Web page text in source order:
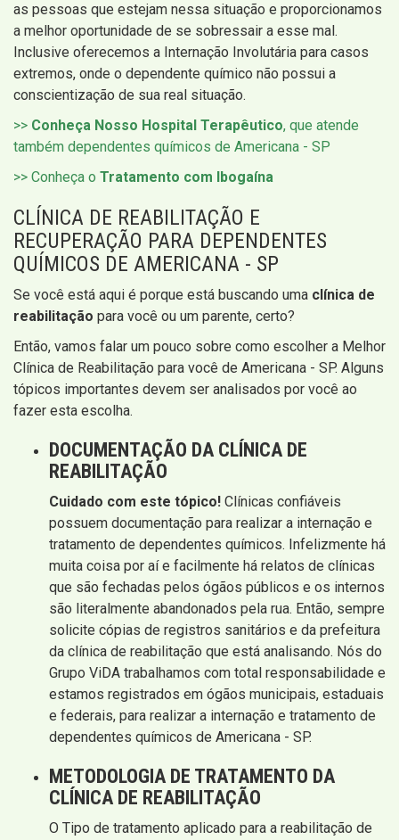
as pessoas que estejam nessa situação e proporcionamos
a melhor oportunidade de se sobressair a esse mal.
Inclusive oferecemos a Internação Involutária para casos
extremos, onde o dependente químico não possui a
conscientização de sua real situação.
>> Conheça Nosso Hospital Terapêutico, que atende
também dependentes químicos de Americana - SP
>> Conheça o Tratamento com Ibogaína
CLÍNICA DE REABILITAÇÃO E
RECUPERAÇÃO PARA DEPENDENTES
QUÍMICOS DE AMERICANA - SP
Se você está aqui é porque está buscando uma clínica de
reabilitação para você ou um parente, certo?
Então, vamos falar um pouco sobre como escolher a Melhor
Clínica de Reabilitação para você de Americana - SP. Alguns
tópicos importantes devem ser analisados por você ao
fazer esta escolha.
DOCUMENTAÇÃO DA CLÍNICA DE
REABILITAÇÃO
Cuidado com este tópico! Clínicas confiáveis
possuem documentação para realizar a internação e
tratamento de dependentes químicos. Infelizmente há
muita coisa por aí e facilmente há relatos de clínicas
que são fechadas pelos ógãos públicos e os internos
são literalmente abandonados pela rua. Então, sempre
solicite cópias de registros sanitários e da prefeitura
da clínica de reabilitação que está analisando. Nós do
Grupo ViDA trabalhamos com total responsabilidade e
estamos registrados em ógãos municipais, estaduais
e federais, para realizar a internação e tratamento de
dependentes químicos de Americana - SP.
METODOLOGIA DE TRATAMENTO DA
CLÍNICA DE REABILITAÇÃO
O Tipo de tratamento aplicado para a reabilitação de